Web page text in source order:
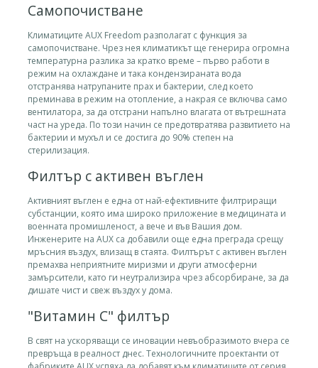
Самопочистване
Климатиците AUX Freedom разполагат с функция за
самопочистване. Чрез нея климатикът ще генерира огромна
температурна разлика за кратко време – първо работи в
режим на охлаждане и така кондензираната вода
отстранява натрупаните прах и бактерии, след което
преминава в режим на отопление, а накрая се включва само
вентилатора, за да отстрани напълно влагата от вътрешната
част на уреда. По този начин се предотвратява развитието на
бактерии и мухъл и се достига до 90% степен на
стерилизация.
Филтър с активен въглен
Активният въглен е една от най-ефективните филтриращи
субстанции, която има широко приложение в медицината и
военната промишленост, а вече и във Вашия дом.
Инженерите на AUX са добавили още една преграда срещу
мръсния въздух, влизащ в стаята. Филтърът с активен въглен
премахва неприятните миризми и други атмосферни
замърсители, като ги неутрализира чрез абсорбиране, за да
дишате чист и свеж въздух у дома.
"Витамин C" филтър
В свят на ускоряващи се иновации невъобразимото вчера се
превръща в реалност днес. Технологичните проектанти от